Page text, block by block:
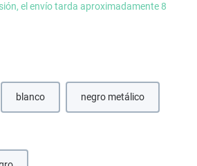
el envío tarda aproximadamente 8
blanco negro metálico(Esta opción no está